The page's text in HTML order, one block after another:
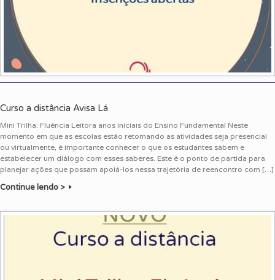
Curso a distância Avisa Lá
Mini Trilha: Fluência Leitora anos iniciais do Ensino Fundamental Neste
momento em que as escolas estão retomando as atividades seja presencial
ou virtualmente, é importante conhecer o que os estudantes sabem e
estabelecer um diálogo com esses saberes. Este é o ponto de partida para
planejar ações que possam apoiá-los nessa trajetória de reencontro com […]
Continue lendo >